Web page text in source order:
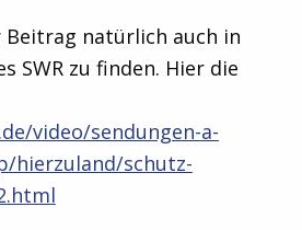
natürlich auch in
SWR zu finden. Hier die
video/sendungen-a-
hierzuland/schutz-